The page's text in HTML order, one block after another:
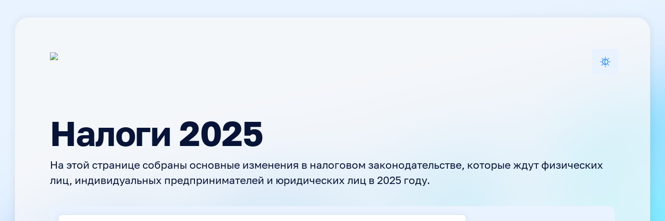
Налоги 2025
На этой странице собраны основные изменения в налоговом законодательстве, которые ждут физических
лиц, индивидуальных предпринимателей и юридических лиц в 2025 году.